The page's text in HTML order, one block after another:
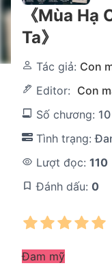
《Mùa Hạ
Ta》
Tác giả: Con
Editor: Con
Số chương:
Tình trạng:
Lượt đọc: 110
Đánh dấu: 0
Đam mỹ